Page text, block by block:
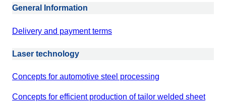
General Information
Delivery and payment terms
Laser technology
Concepts for automotive steel processing
Concepts for efficient production of tailor welded sheet